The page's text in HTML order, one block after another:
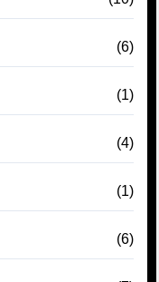
(6)
(1)
(4)
(1)
(6)